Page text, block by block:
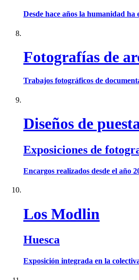
Desde hace años la humanidad ha
Fotografías de
Trabajos fotográficos de
Diseños de
Exposiciones de
Encargos realizados desde el año
Los Modlin
Huesca
Exposición integrada en la